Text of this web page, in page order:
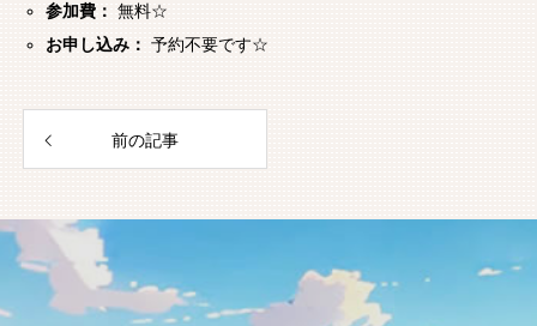
参加費： 無料☆
お申し込み： 予約不要です☆
前の記事